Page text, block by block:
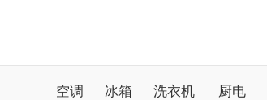
空调 冰箱 洗衣机 厨电